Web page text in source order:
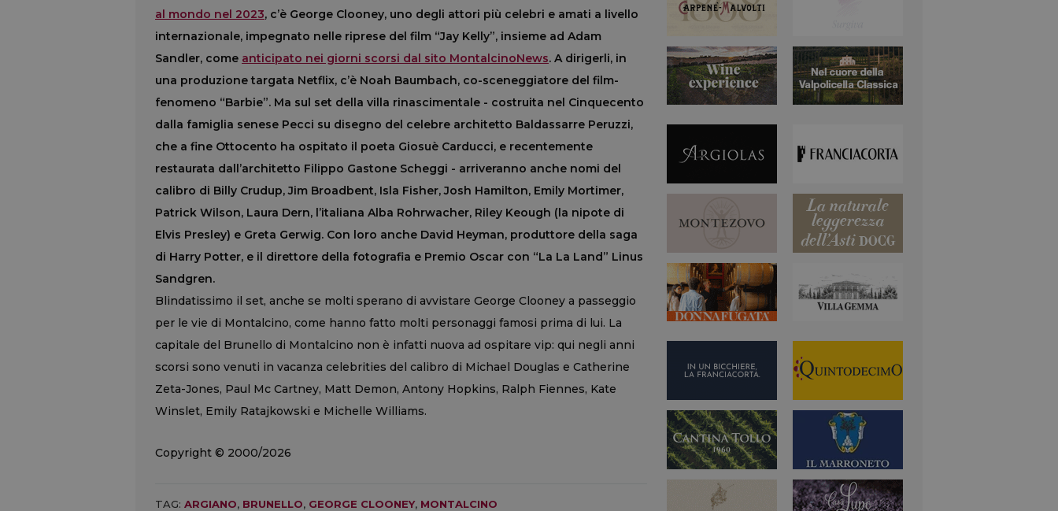
al mondo nel 2023, c’è George Clooney, uno degli attori più celebri e amati a livello
internazionale, impegnato nelle riprese del film “Jay Kelly”, insieme ad Adam
Sandler, come anticipato nei giorni scorsi dal sito MontalcinoNews. A dirigerli, in
una produzione targata Netflix, c’è Noah Baumbach, co-sceneggiatore del film-
fenomeno “Barbie”. Ma sul set della villa rinascimentale - costruita nel Cinquecento
dalla famiglia senese Pecci su disegno del celebre architetto Baldassarre Peruzzi,
che a fine Ottocento ha ospitato il poeta Giosuè Carducci, e recentemente
restaurata dall’architetto Filippo Gastone Scheggi - arriveranno anche nomi del
calibro di Billy Crudup, Jim Broadbent, Isla Fisher, Josh Hamilton, Emily Mortimer,
Patrick Wilson, Laura Dern, l’italiana Alba Rohrwacher, Riley Keough (la nipote di
Elvis Presley) e Greta Gerwig. Con loro anche David Heyman, produttore della saga
di Harry Potter, e il direttore della fotografia e Premio Oscar con “La La Land” Linus
Sandgren.
Blindatissimo il set, anche se molti sperano di avvistare George Clooney a passeggio
per le vie di Montalcino, come hanno fatto molti personaggi famosi prima di lui. La
capitale del Brunello di Montalcino non è infatti nuova ad ospitare vip: qui negli anni
scorsi sono venuti in vacanza celebrities del calibro di Michael Douglas e Catherine
Zeta-Jones, Paul Mc Cartney, Matt Demon, Antony Hopkins, Ralph Fiennes, Kate
Winslet, Emily Ratajkowski e Michelle Williams.
Copyright © 2000/2026
TAG: ARGIANO, BRUNELLO, GEORGE CLOONEY, MONTALCINO